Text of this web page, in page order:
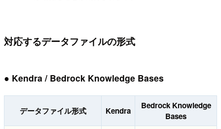
対応するデータファイルの形式
● Kendra / Bedrock Knowledge Bases
データファイル形式 Kendra
Bedrock Knowledge
Bases